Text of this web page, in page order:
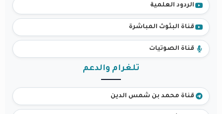
الردود العلمية
قناة البثوث المباشرة
قناة الصوتيات
تلغرام والدعم
قناة محمد بن شمس الدين